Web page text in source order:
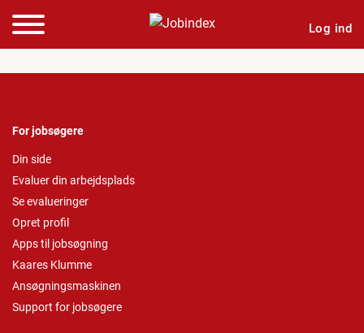
Log ind
For jobsøgere
Din side
Evaluer din arbejdsplads
Se evalueringer
Opret profil
Apps til jobsøgning
Kaares Klumme
Ansøgningsmaskinen
Support for jobsøgere